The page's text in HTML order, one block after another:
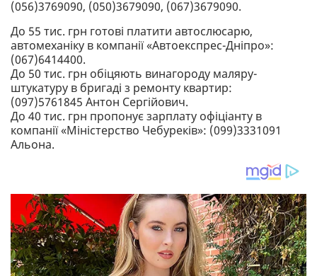
(056)3769090, (050)3679090, (067)3679090.
До 55 тис. грн готові платити автослюсарю,
автомеханіку в компанії «Автоекспрес-Дніпро»:
(067)6414400.
До 50 тис. грн обіцяють винагороду маляру-
штукатуру в бригаді з ремонту квартир:
(097)5761845 Антон Сергійович.
До 40 тис. грн пропонує зарплату офіціанту в
компанії «Міністерство Чебуреків»: (099)3331091
Альона.